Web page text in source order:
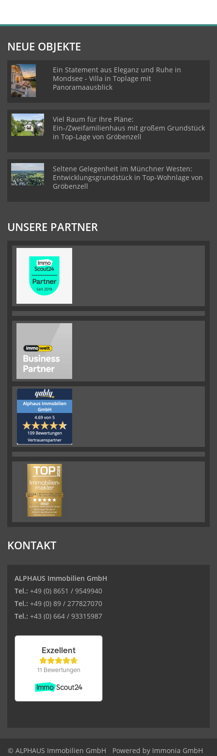
NEUE OBJEKTE
Ein Statement aus Eleganz und Ruhe in
Mondsee - Villa in Toplage mit
Panoramaausblick
Viel Raum für Ihre Pläne:
Ein-/Zweifamilienhaus mit großem Grundstück
in Top-Lage von Gröbenzell
Seltene Gelegenheit im Münchner Westen:
Entwicklungsgrundstück in Top-Wohnlage von
Gröbenzell
UNSERE PARTNER
KONTAKT
ALPHAUS Immobilien GmbH
Tel.: +49 (0) 8651 / 9549940
Tel.: +49 (0) 89 / 277827070
Tel.: +43 (0) 664 / 93315987
© ALPHAUS Immobilien GmbH Powered by Immonia GmbH